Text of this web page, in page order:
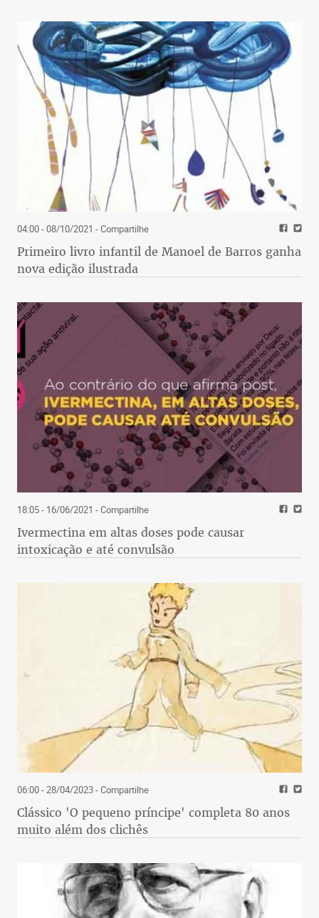
04:00 - 08/10/2021 - Compartilhe
Primeiro livro infantil de Manoel de Barros ganha
nova edição ilustrada
18:05 - 16/06/2021 - Compartilhe
Ivermectina em altas doses pode causar
intoxicação e até convulsão
06:00 - 28/04/2023- Compartilhe
Clássico 'O pequeno príncipe' completa 80 anos
muito além dos clichês